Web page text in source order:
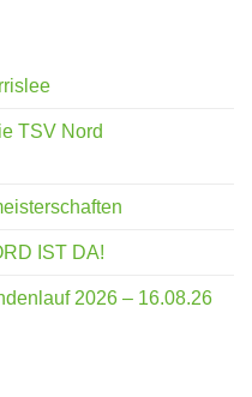
TSV Nord
IST DA!
2026 – 16.08.26